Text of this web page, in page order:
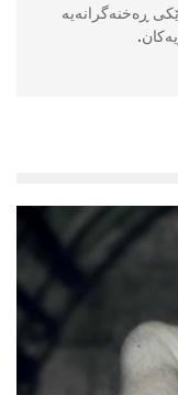
ڕەخنەگرانەیە